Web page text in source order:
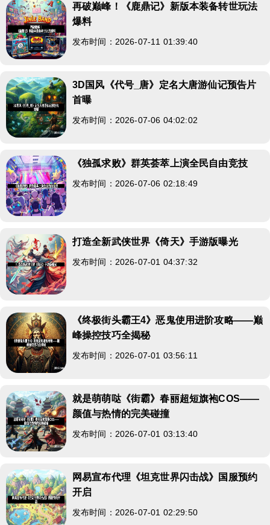
再破巅峰！《鹿鼎记》新版本装备转世玩法
爆料
发布时间：2026-07-11 01:39:40
3D国风《代号_唐》定名大唐游仙记预告片
首曝
发布时间：2026-07-06 04:02:02
《独孤求败》群英荟萃上演全民自由竞技
发布时间：2026-07-06 02:18:49
打造全新武侠世界《倚天》手游版曝光
发布时间：2026-07-01 04:37:32
《终极街头霸王4》恶鬼使用进阶攻略——巅
峰操控技巧全揭秘
发布时间：2026-07-01 03:56:11
就是萌萌哒《街霸》春丽超短旗袍COS——
颜值与热情的完美碰撞
发布时间：2026-07-01 03:13:40
网易宣布代理《坦克世界闪击战》国服预约
开启
发布时间：2026-07-01 02:29:50